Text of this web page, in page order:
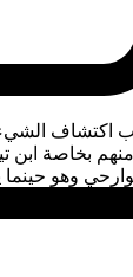
اكتشاف
بخاصة ابن
وهو حينما